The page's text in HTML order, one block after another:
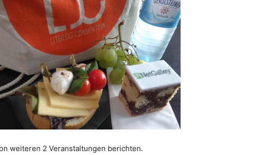
weiteren 2 Veranstaltungen berichten.